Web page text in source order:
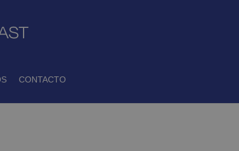
CONTACTO